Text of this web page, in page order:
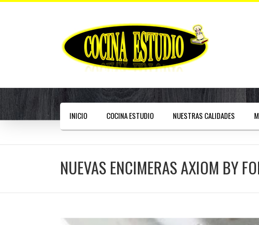
INICIO COCINA ESTUDIO NUESTRAS CALIDADES
NUEVAS ENCIMERAS AXIOM BY